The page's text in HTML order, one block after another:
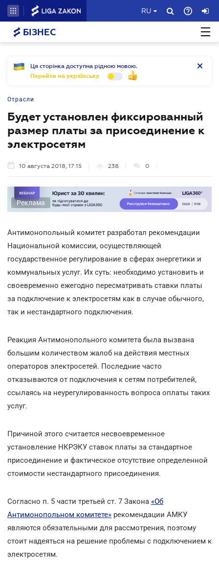
RU
БІЗНЕС
Ця сторінка доступна рідною мовою.
Перейти на українську
Отрасли
Будет установлен фиксированный
размер платы за присоединение к
электросетям
10 августа 2018, 17:15 238 0
Реклама
Антимонопольный комитет разработал рекомендации
Национальной комиссии, осуществляющей
государственное регулирование в сферах энергетики и
коммунальных услуг. Их суть: необходимо установить и
своевременно ежегодно пересматривать ставки платы
за подключение к электросетям как в случае обычного,
так и нестандартного подключения.
Реакция Антимонопольного комитета была вызвана
большим количеством жалоб на действия местных
операторов электросетей. Последние часто
отказываются от подключения к сетям потребителей,
ссылаясь на неурегулированность вопроса оплаты таких
услуг.
Причиной этого считается несвоевременное
установление НКРЭКУ ставок платы за стандартное
присоединение и фактическое отсутствие определенной
стоимости нестандартного присоединения.
Согласно п. 5 части третьей ст. 7 Закона «Об
Антимонопольном комитете» рекомендации АМКУ
являются обязательными для рассмотрения, поэтому
стоит надеяться на решение проблемы с подключением к
электросетям.